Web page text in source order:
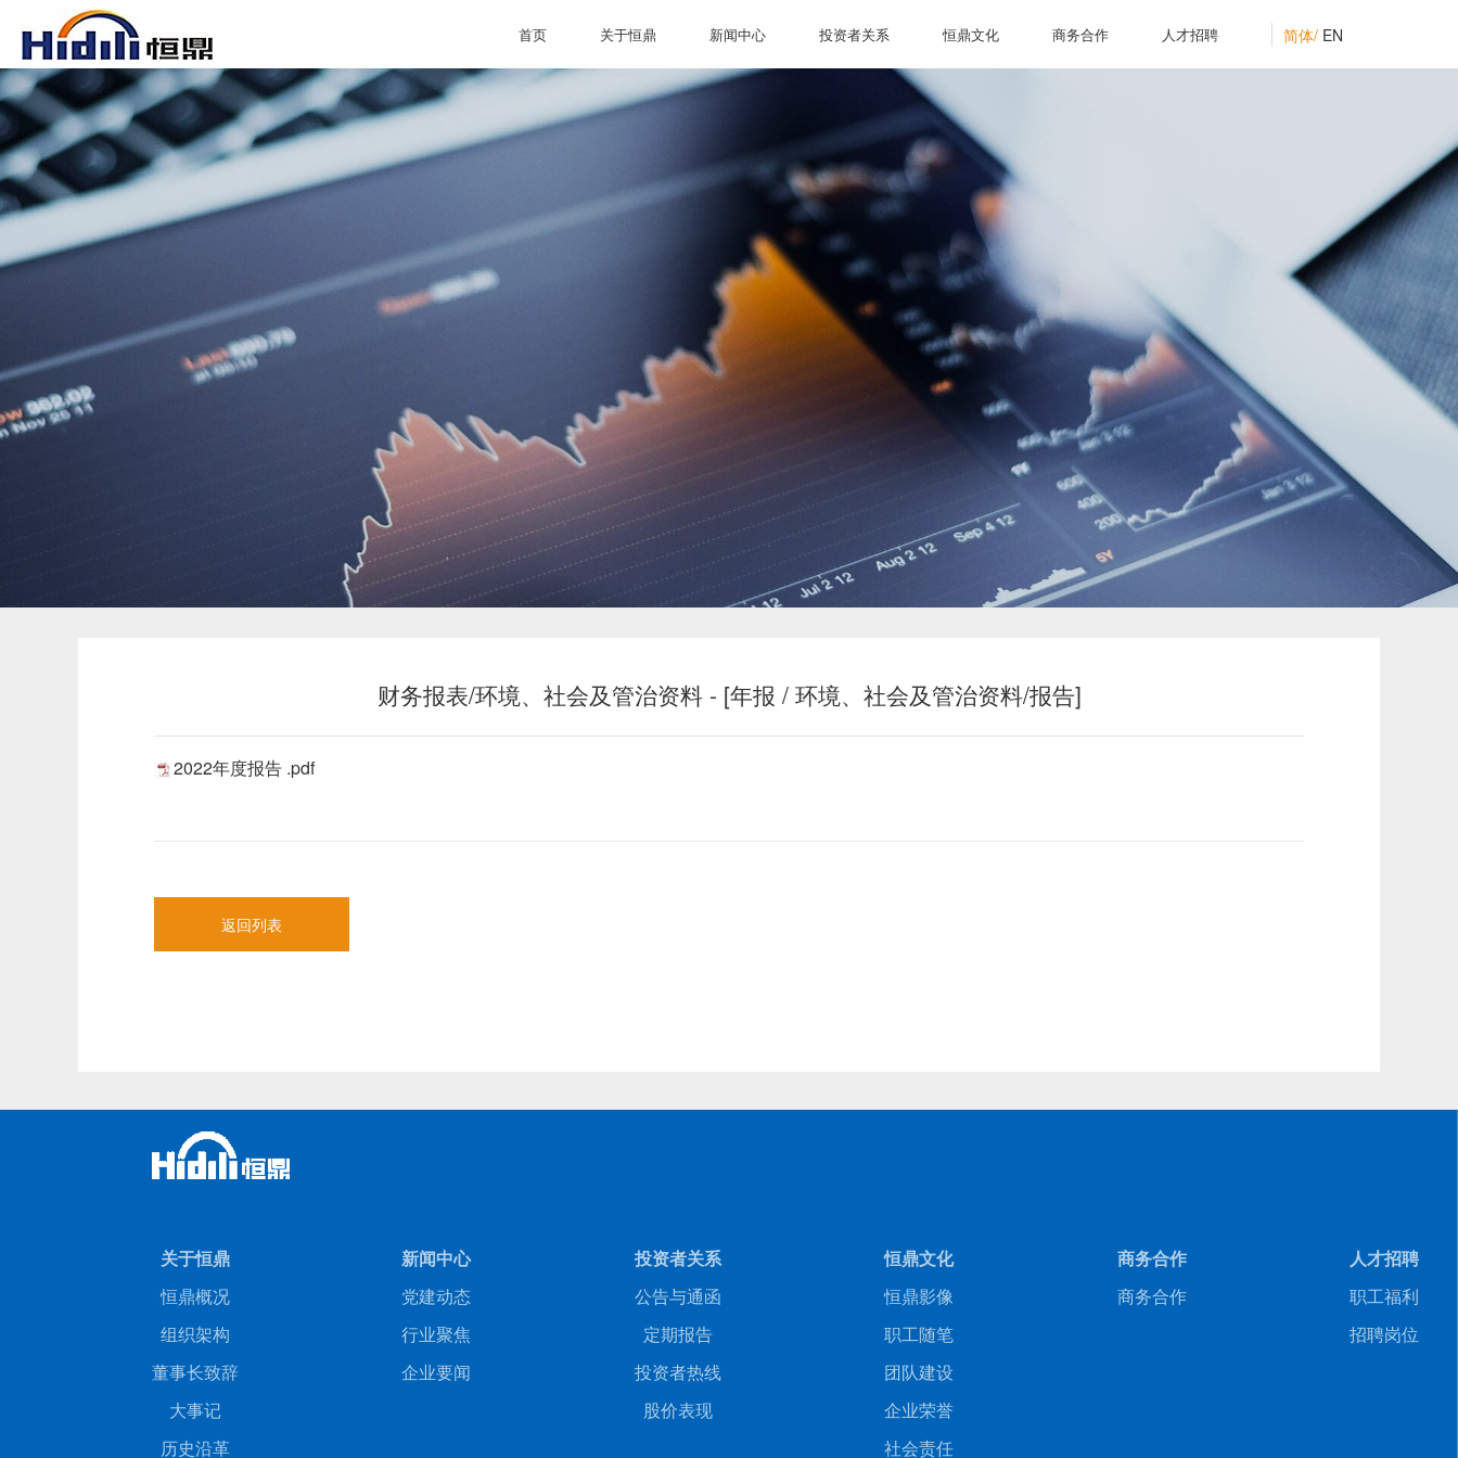
首页
关于恒鼎
新闻中心
商务合作
人才招聘
首页 关于恒鼎 新闻中心 投资者关系 恒鼎文化 商务合作 人才招聘 简体/ EN
财务报表/环境、社会及管治资料 - [年报 / 环境、社会及管治资料/报告]
2022年度报告 .pdf
返回列表
关于恒鼎
恒鼎概况
组织架构
董事长致辞
大事记
历史沿革
新闻中心
党建动态
行业聚焦
企业要闻
投资者关系
公告与通函
定期报告
投资者热线
股价表现
恒鼎文化
恒鼎影像
职工随笔
团队建设
企业荣誉
社会责任
商务合作
商务合作
人才招聘
职工福利
招聘岗位